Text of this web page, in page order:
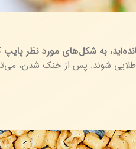
به شکل‌های مورد نظر پایپ
دهید تا لبه‌های کلوچه‌ها کمی طلایی شوند. پس از خنک